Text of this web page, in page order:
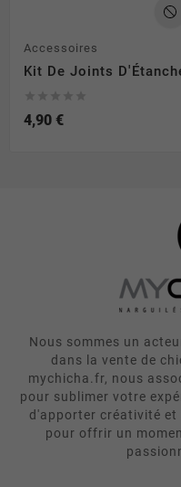
Accessoires
Kit De Joints
4,90 €
Nous sommes un
dans la vente de
mychicha.fr, nous
pour sublimer votre
d'apporter créativité
pour offrir un